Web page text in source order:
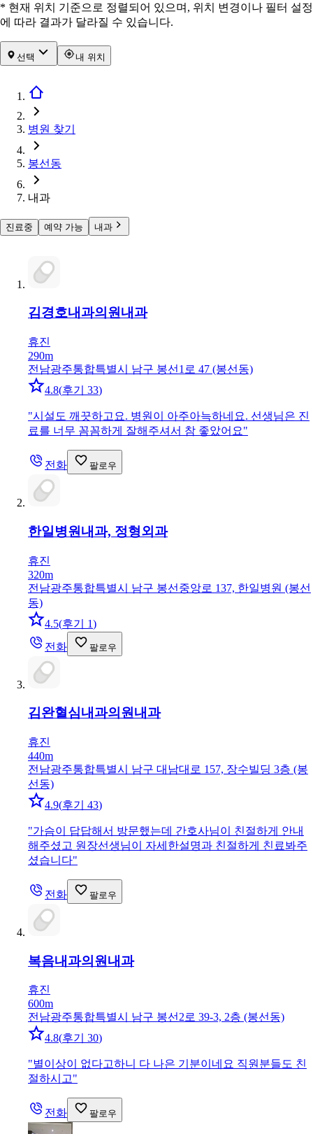
* 현재 위치 기준으로 정렬되어 있으며, 위치 변경이나 필터 설정
에 따라 결과가 달라질 수 있습니다.
선택 내 위치
병원 찾기
봉선동
내과
진료중 예약 가능 내과
김경호내과의원내과
휴진
290m
전남광주통합특별시 남구 봉선1로 47 (봉선동)
4.8(후기 33)
"시설도 깨끗하고요. 병원이 아주아늑하네요. 선생님은 진
료를 너무 꼼꼼하게 잘해주셔서 참 좋았어요"
전화 팔로우
한일병원 내과, 정형외과
휴진
320m
전남광주통합특별시 남구 봉선중앙로 137, 한일병원 (봉선
동)
4.5(후기 1)
전화
팔로우
김완혈심내과의원내과
휴진
440m
전남광주통합특별시 남구 대남대로 157, 장수빌딩 3층 (봉
선동)
4.9(후기 43)
"가슴이 답답해서 방문했는데 간호사님이 친절하게 안내
해주셨고 원장선생님이 자세한설명과 친절하게 친료봐주
셨습니다"
전화 팔로우
복음내과의원 내과
휴진
600m
전남광주통합특별시 남구 봉선2로 39-3, 2층 (봉선동)
4.8(후기 30)
"별이상이 없다고하니 다 나은 기분이네요 직원분들도 친
절하시고"
전화 팔로우